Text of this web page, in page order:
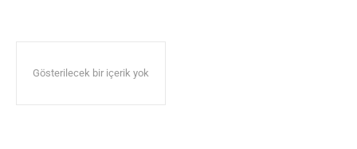
Gösterilecek bir içerik yok